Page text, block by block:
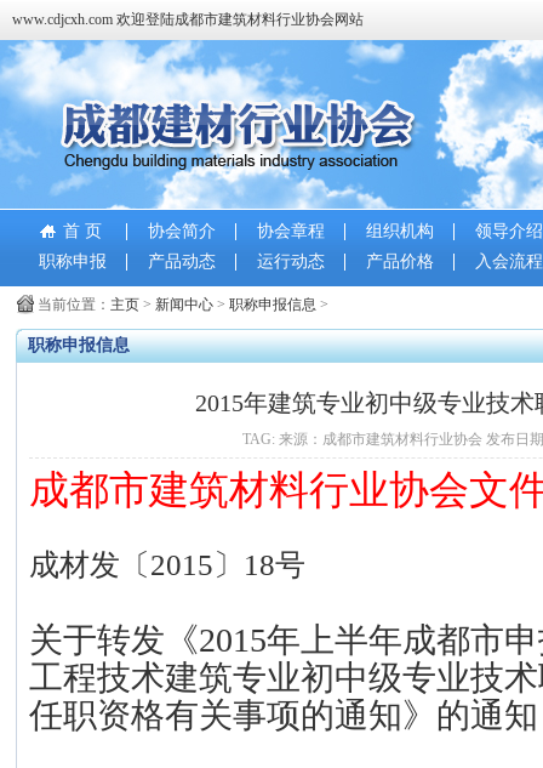
www.cdjcxh.com 欢迎登陆成都市建筑材料行业协会网站
首 页 协会简介 协会章程 组织机构
领导介绍
职称申报
产品动态 运行动态 产品价格 入会流程
当前位置： 主页 > 新闻中心 > 职称申报信息 >
职称申报信息
2015年建筑专业初中级专业技
TAG: 来源：成都市建筑材料行业协会 发布日期
成都市建筑材料行业协会文
成材发〔2015〕18号
关于转发《2015年上半年成都市
工程技术建筑专业初中级专业技
任职资格有关事项的通知》的通知